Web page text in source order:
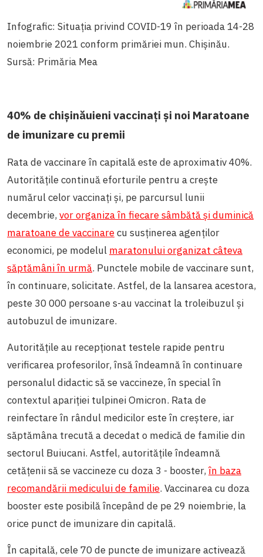
Infografic: Situația privind COVID-19 în perioada 14-28
noiembrie 2021 conform primăriei mun. Chișinău.
Sursă: Primăria Mea
40% de chișinăuieni vaccinați și noi Maratoane
de imunizare cu premii
Rata de vaccinare în capitală este de aproximativ 40%.
Autoritățile continuă eforturile pentru a crește
numărul celor vaccinați și, pe parcursul lunii
decembrie, vor organiza în fiecare sâmbătă și duminică
maratoane de vaccinarecu susținerea agenților
economici, pe modelul maratonului organizat câteva
săptămâni în urmă. Punctele mobile de vaccinare sunt,
în continuare, solicitate. Astfel, de la lansarea acestora,
peste 30 000 persoane s-au vaccinat la troleibuzul și
autobuzul de imunizare.
Autoritățile au recepționat testele rapide pentru
verificarea profesorilor, însă îndeamnă în continuare
personalul didactic să se vaccineze, în special în
contextul apariției tulpinei Omicron. Rata de
reinfectare în rândul medicilor este în creștere, iar
săptămâna trecută a decedat o medică de familie din
sectorul Buiucani. Astfel, autoritățile îndeamnă
cetățenii să se vaccineze cu doza 3 - booster,în baza
recomandării medicului de familie. Vaccinarea cu doza
booster este posibilă începând de pe 29 noiembrie, la
orice punct de imunizare din capitală.
În capitală, cele 70 de puncte de imunizare activează